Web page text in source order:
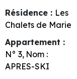
Résidence : Les
Chalets de Marie
Appartement :
N° 3 Nom :
APRES-SKI